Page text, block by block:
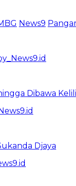
News9
Dibawa
Djaya